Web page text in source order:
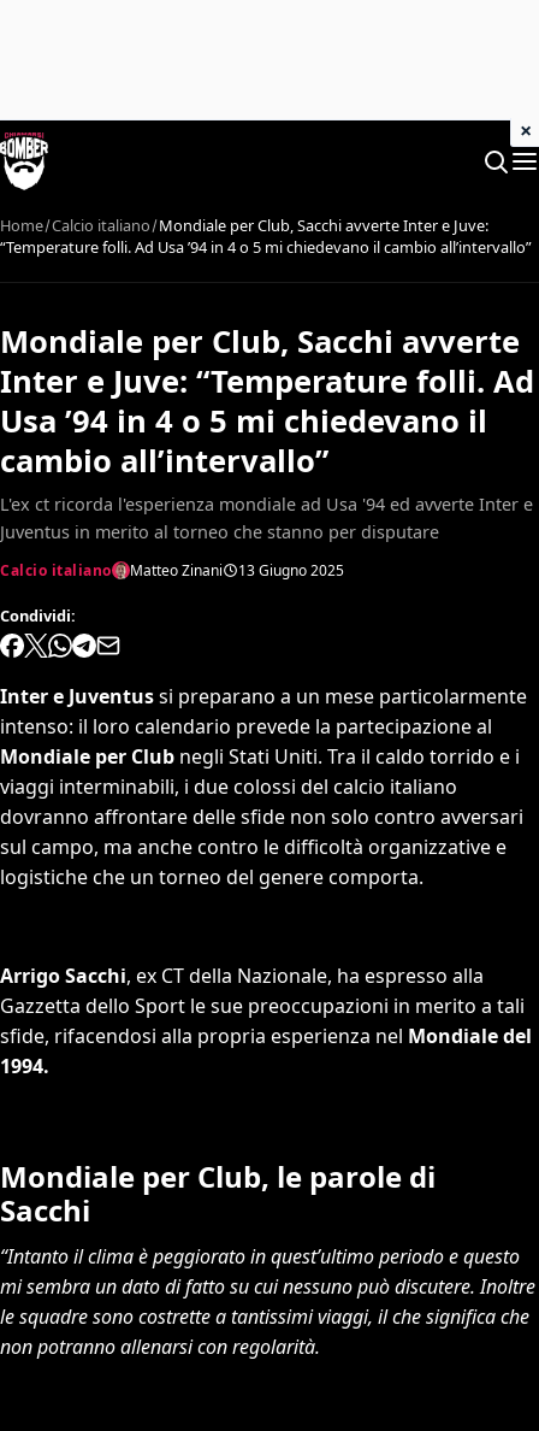
Home Calcio italiano Mondiale per Club, Sacchi avverte Inter e Juve:
“Temperature folli. Ad Usa ’94 in 4 o 5 mi chiedevano il cambio all’intervallo”
Mondiale per Club, Sacchi avverte
Inter e Juve: “Temperature folli. Ad
Usa ’94 in 4 o 5 mi chiedevano il
cambio all’intervallo”
L'ex ct ricorda l'esperienza mondiale ad Usa '94 ed avverte Inter e
Juventus in merito al torneo che stanno per disputare
Calcio italiano Matteo Zinani 13 Giugno 2025
Condividi:
Inter e Juventussi preparano a un mese particolarmente
intenso: il loro calendario prevede la partecipazione al
Mondiale per Club negli Stati Uniti. Tra il caldo torrido e i
viaggi interminabili, i due colossi del calcio italiano
dovranno affrontare delle sfide non solo contro avversari
sul campo, ma anche contro le difficoltà organizzative e
logistiche che un torneo del genere comporta.
Arrigo Sacchi, ex CT della Nazionale, ha espresso alla
Gazzetta dello Sport le sue preoccupazioni in merito a tali
sfide, rifacendosi alla propria esperienza nel Mondiale del
1994.
Mondiale per Club, le parole di
Sacchi
“Intanto il clima è peggiorato in quest’ultimo periodo e questo
mi sembra un dato di fatto su cui nessuno può discutere. Inoltre
le squadre sono costrette a tantissimi viaggi, il che significa che
non potranno allenarsi con regolarità.
×